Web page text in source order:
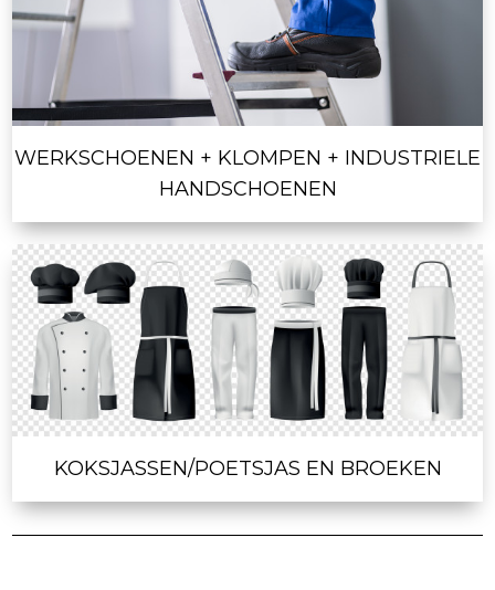
WERKSCHOENEN + KLOMPEN + INDUSTRIELE
HANDSCHOENEN
KOKSJASSEN/POETSJAS EN BROEKEN